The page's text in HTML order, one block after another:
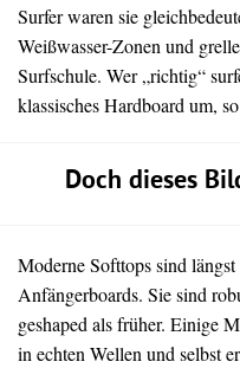
Surfer waren sie
Weißwasser-Zonen und
Surfschule. Wer „richtig“
klassisches Hardboard um,
Doch dieses
Moderne Softtops sind
Anfängerboards. Sie sind
geshaped als früher. Einige
in echten Wellen und selbst